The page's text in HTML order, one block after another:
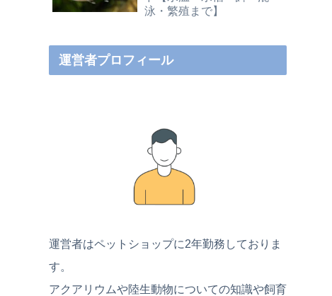
泳・繁殖まで】
運営者プロフィール
運営者はペットショップに2年勤務しておりま
す。
アクアリウムや陸生動物についての知識や飼育